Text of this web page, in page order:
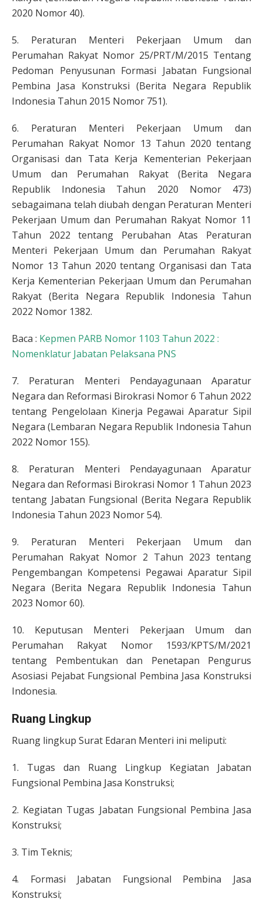
2020 Nomor 40).
5. Peraturan Menteri Pekerjaan Umum dan
Perumahan Rakyat Nomor 25/PRT/M/2015 Tentang
Pedoman Penyusunan Formasi Jabatan Fungsional
Pembina Jasa Konstruksi (Berita Negara Republik
Indonesia Tahun 2015 Nomor 751).
6. Peraturan Menteri Pekerjaan Umum dan
Perumahan Rakyat Nomor 13 Tahun 2020 tentang
Organisasi dan Tata Kerja Kementerian Pekerjaan
Umum dan Perumahan Rakyat (Berita Negara
Republik Indonesia Tahun 2020 Nomor 473)
sebagaimana telah diubah dengan Peraturan Menteri
Pekerjaan Umum dan Perumahan Rakyat Nomor 11
Tahun 2022 tentang Perubahan Atas Peraturan
Menteri Pekerjaan Umum dan Perumahan Rakyat
Nomor 13 Tahun 2020 tentang Organisasi dan Tata
Kerja Kementerian Pekerjaan Umum dan Perumahan
Rakyat (Berita Negara Republik Indonesia Tahun
2022 Nomor 1382.
Baca : Kepmen PARB Nomor 1103 Tahun 2022 :
Nomenklatur Jabatan Pelaksana PNS
7. Peraturan Menteri Pendayagunaan Aparatur
Negara dan Reformasi Birokrasi Nomor 6 Tahun 2022
tentang Pengelolaan Kinerja Pegawai Aparatur Sipil
Negara (Lembaran Negara Republik Indonesia Tahun
2022 Nomor 155).
8. Peraturan Menteri Pendayagunaan Aparatur
Negara dan Reformasi Birokrasi Nomor 1 Tahun 2023
tentang Jabatan Fungsional (Berita Negara Republik
Indonesia Tahun 2023 Nomor 54).
9. Peraturan Menteri Pekerjaan Umum dan
Perumahan Rakyat Nomor 2 Tahun 2023 tentang
Pengembangan Kompetensi Pegawai Aparatur Sipil
Negara (Berita Negara Republik Indonesia Tahun
2023 Nomor 60).
10. Keputusan Menteri Pekerjaan Umum dan
Perumahan Rakyat Nomor 1593/KPTS/M/2021
tentang Pembentukan dan Penetapan Pengurus
Asosiasi Pejabat Fungsional Pembina Jasa Konstruksi
Indonesia.
Ruang Lingkup
Ruang lingkup Surat Edaran Menteri ini meliputi:
1. Tugas dan Ruang Lingkup Kegiatan Jabatan
Fungsional Pembina Jasa Konstruksi;
2. Kegiatan Tugas Jabatan Fungsional Pembina Jasa
Konstruksi;
3. Tim Teknis;
4. Formasi Jabatan Fungsional Pembina Jasa
Konstruksi;